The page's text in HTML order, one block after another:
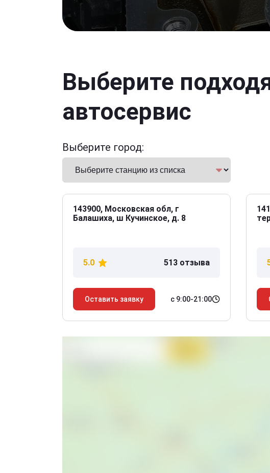
Выберите
автосервис
Выберите город:
143900, Московская обл, г
Балашиха, ш Кучинское, д. 8
5.0 513 отзыва
Оставить заявку с 9:00-21:00